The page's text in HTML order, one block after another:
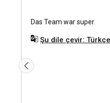
yanınıza neler
Lemmer'da yelkenli kiralama
almanız gerekir.
Das Team war super.
Şu dile çevir: